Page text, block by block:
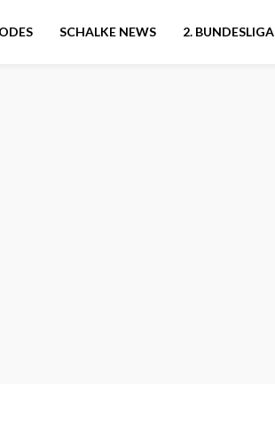
SCHALKE NEWS 2. BUNDESLIGA